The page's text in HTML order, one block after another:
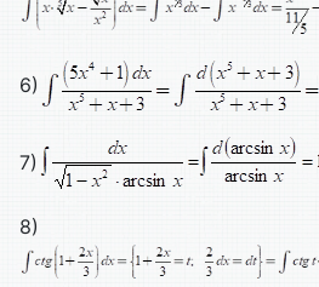
6)
7)
8)